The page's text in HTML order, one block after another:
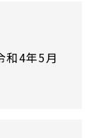
和4年5月